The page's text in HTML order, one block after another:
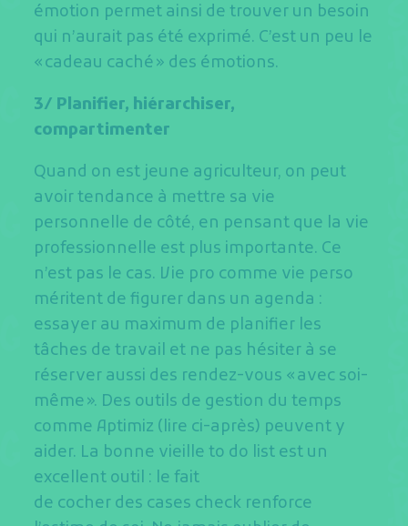
émotion permet ainsi de trouver un besoin
qui n’aurait pas été exprimé. C’est un peu le
« cadeau caché » des émotions.
3/ Planifier, hiérarchiser,
compartimenter
Quand on est jeune agriculteur, on peut
avoir tendance à mettre sa vie
personnelle de côté, en pensant que la vie
professionnelle est plus importante. Ce
n’est pas le cas. Vie pro comme vie perso
méritent de figurer dans un agenda :
essayer au maximum de planifier les
tâches de travail et ne pas hésiter à se
réserver aussi des rendez-vous « avec soi-
même ». Des outils de gestion du temps
comme Aptimiz (lire ci-après) peuvent y
aider. La bonne vieille to do list est un
excellent outil : le fait
de cocher des cases check renforce